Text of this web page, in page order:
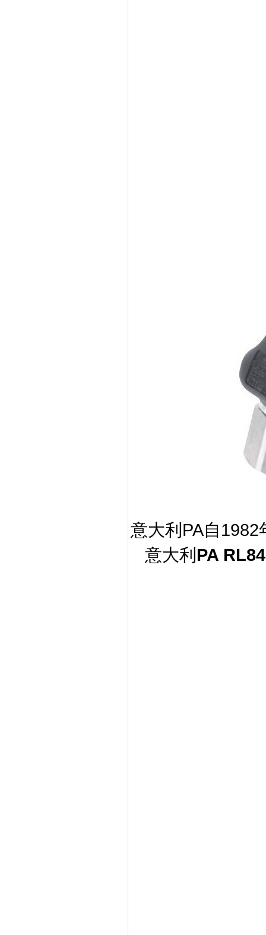
意大利 PA自1982
意大利 PA RL84